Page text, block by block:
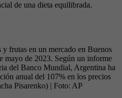
de una dieta equilibrada.
frutas en un mercado en Buenos
mayo de 2023. Según un informe
del Banco Mundial, Argentina ha
anual del 107% en los precios
Pisarenko) | Foto: AP